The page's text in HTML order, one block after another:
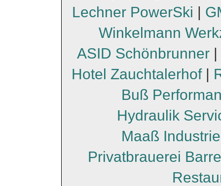
Lechner PowerSki |
Winkelmann
ASID Schönbrunner|
Hotel Zauchtalerhof|
Buß
Hydraulik
Maaß
Privatbrauerei Barre